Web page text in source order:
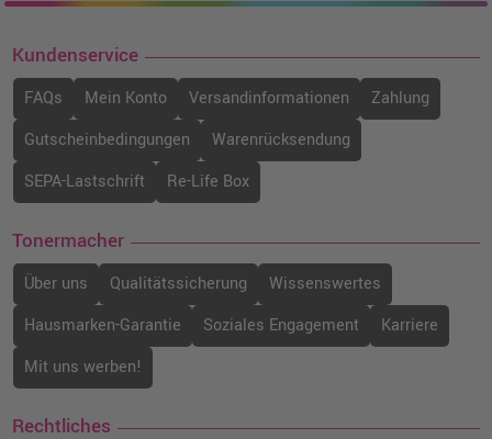
Kundenservice
FAQs Mein Konto Versandinformationen
Zahlung
Gutscheinbedingungen
Warenrücksendung
SEPA-Lastschrift
Re-Life Box
Tonermacher
Über uns Qualitätssicherung
Wissenswertes
Hausmarken-Garantie
Soziales Engagement
Karriere
Mit uns werben!
Rechtliches